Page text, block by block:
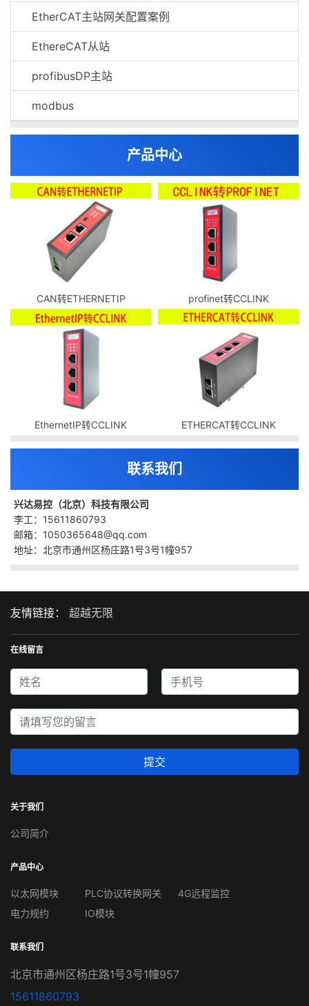
EtherCAT主站网关配置案例
EthereCAT从站
profibusDP主站
modbus
产品中心
CAN转ETHERNETIP profinet转CCLINK
EthernetIP转CCLINK ETHERCAT转CCLINK
联系我们
兴达易控（北京）科技有限公司
李工：15611860793
邮箱：1050365648@qq.com
地址：北京市通州区杨庄路1号3号1幢957
友情链接： 超越无限
在线留言
提交
关于我们
公司简介
产品中心
以太网模块 PLC协议转换网关
4G远程监控
电力规约
IO模块
联系我们
北京市通州区杨庄路1号3号1幢957
15611860793